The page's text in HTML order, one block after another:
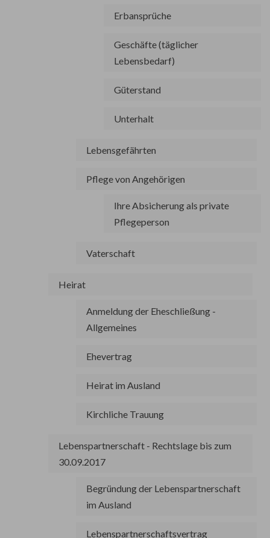
Erbansprüche
Geschäfte (täglicher
Lebensbedarf)
Güterstand
Unterhalt
Lebensgefährten
Pflege von Angehörigen
Ihre Absicherung als private
Pflegeperson
Vaterschaft
Heirat
Anmeldung der Eheschließung -
Allgemeines
Ehevertrag
Heirat im Ausland
Kirchliche Trauung
Lebenspartnerschaft - Rechtslage bis zum
30.09.2017
Begründung der Lebenspartnerschaft
im Ausland
Lebenspartnerschaftsvertrag